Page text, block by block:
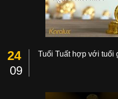
24
09
Tuổi Tuất hợp với tuổi